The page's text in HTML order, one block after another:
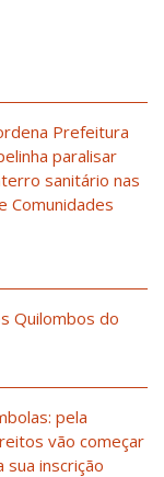
Prefeitura
paralisar
sanitário nas
Comunidades
Quilombos do
pela
vão começar
sua inscrição